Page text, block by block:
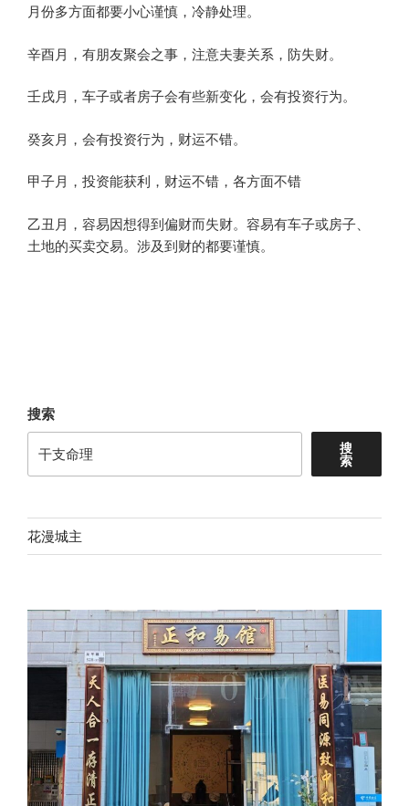
月份多方面都要小心谨慎，冷静处理。
辛酉月，有朋友聚会之事，注意夫妻关系，防失财。
壬戌月，车子或者房子会有些新变化，会有投资行为。
癸亥月，会有投资行为，财运不错。
甲子月，投资能获利，财运不错，各方面不错
乙丑月，容易因想得到偏财而失财。容易有车子或房子、
土地的买卖交易。涉及到财的都要谨慎。
搜索
搜
索
花漫城主